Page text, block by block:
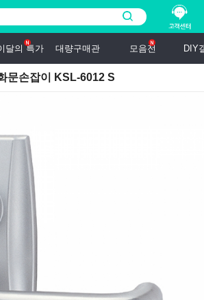
달의 특가 대량구매관 모음전 DIY
문손잡이 KSL-6012 S